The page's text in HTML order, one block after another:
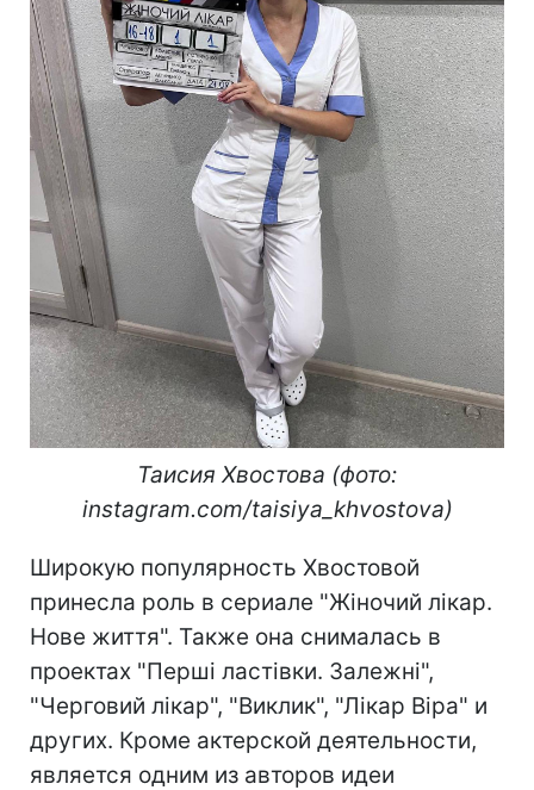
Таисия Хвостова (фото:
instagram.com/taisiya_khvostova)
Широкую популярность Хвостовой
принесла роль в сериале "Жіночий лікар.
Нове життя". Также она снималась в
проектах "Перші ластівки. Залежні",
"Черговий лікар", "Виклик", "Лікар Віра" и
других. Кроме актерской деятельности,
является одним из авторов идеи